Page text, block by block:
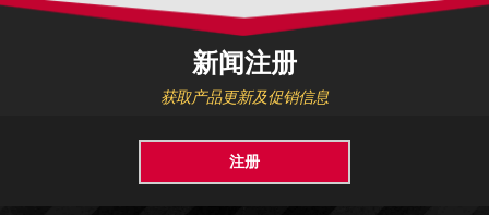
新闻注册
获取产品更新及促销信息
注册